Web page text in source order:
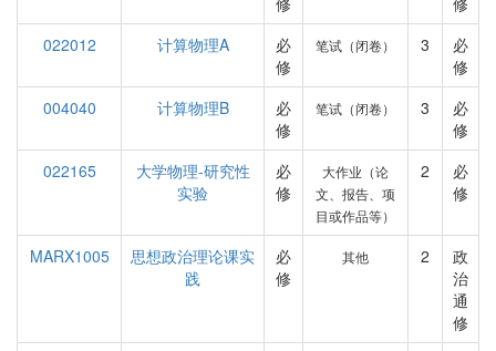
022012
计算物理A
必
修
笔试（闭卷） 3
必
修
004040
计算物理B
必
修
笔试（闭卷） 3
必
修
022165
大学物理-研究性
实验
必
修
大作业（论
文、报告、项
目或作品等）
2
必
修
MARX1005
思想政治理论课实
践
必
修
其他 2
政
治
通
修